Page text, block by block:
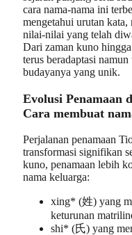
cara nama-nama ini
mengetahui urutan
nilai-nilai yang telah
Dari zaman kuno
terus beradaptasi
budayanya yang unik.
Evolusi Penamaan
Cara membuat
Perjalanan penamaan
transformasi signifikan
kuno, penamaan lebih
nama keluarga:
xing* (姓) yang
keturunan
shi* (氏) yang